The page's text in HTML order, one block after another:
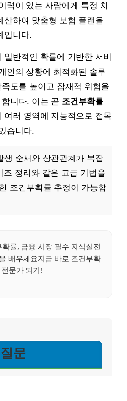
력이 있는 사람에게 특정 치
산하여 맞춤형 보험 플랜을
입니다.
일반적인 확률에 기반한 서비
인의 상황에 최적화된 솔루
도를 높이고 잠재적 위험을
니다. 이는 곧 조건부확률
여러 영역에 지능적으로 접목
습니다.
생 순서와 상관관계가 복잡
즈 정리와 같은 고급 기법을
조건부확률 추정이 가능합
확률, 금융 시장 필수 지식실전
배우세요지금 바로 조건부확
전문가 되기!
문